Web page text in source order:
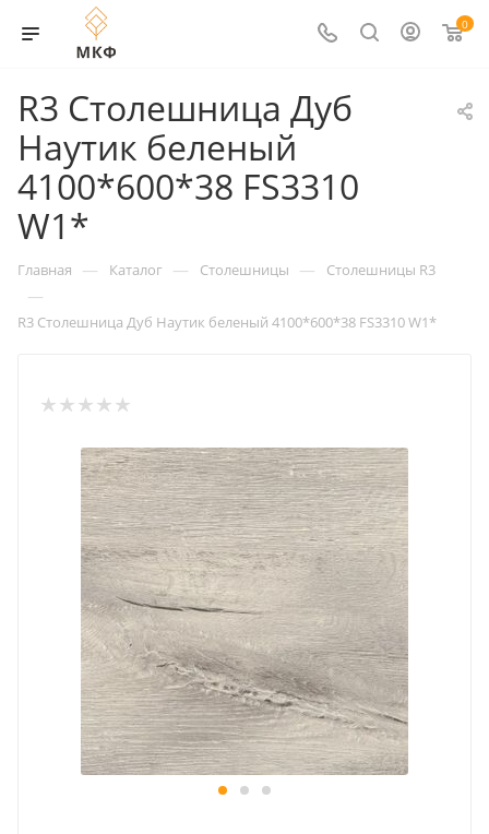
0
R3 Столешница Дуб
Наутик беленый
4100*600*38 FS3310
W1*
Главная — Каталог — Столешницы — Столешницы R3
—
R3 Столешница Дуб Наутик беленый 4100*600*38 FS3310 W1*